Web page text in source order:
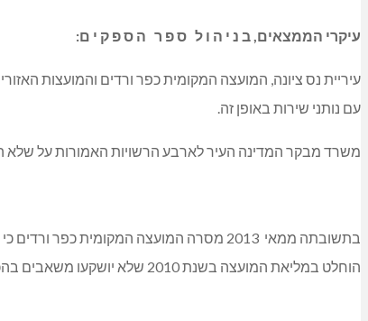
עיקרי הממצאים, ב נ י ה ו ל ס פ ר ה ס פ ק י ם:
עיריית נס ציונה, המועצה המקומית כפר ורדים והמועצות
עם נותני שירות באופן זה.
משרד מבקר המדינה העיר לארבע הרשויות האמורות על שלא
בתשובתה ממאי 2013 מסרה המועצה המקומית כפר ורדים כי
הוחלט במליאת המועצה בשנת2010 שלא יושקעו משאבים